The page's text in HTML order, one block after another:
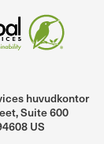
huvudkontor
Suite 600
US